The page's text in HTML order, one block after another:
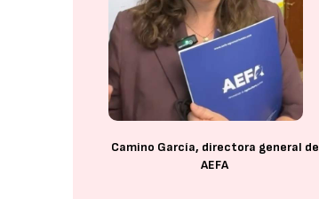
Camino García, directora general de
AEFA